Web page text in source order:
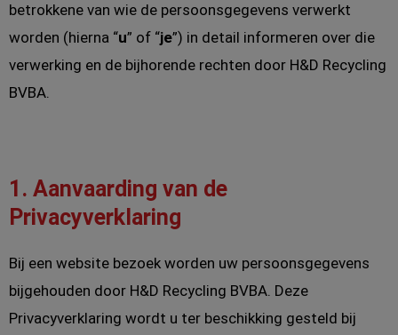
betrokkene van wie de persoonsgegevens verwerkt
worden (hierna “u” of “je”) in detail informeren over die
verwerking en de bijhorende rechten door H&D Recycling
BVBA.
1. Aanvaarding van de
Privacyverklaring
Bij een website bezoek worden uw persoonsgegevens
bijgehouden door H&D Recycling BVBA. Deze
Privacyverklaring wordt u ter beschikking gesteld bij